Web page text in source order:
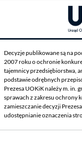
Decyzje publikowane są na
2007 roku o ochronie
tajemnicy przedsiębiorstwa,
podstawie odrębnych
Prezesa UOKiK należy m. in.
sprawach z zakresu ochrony
zamieszczanie decyzji
udostępnianie oznaczenia